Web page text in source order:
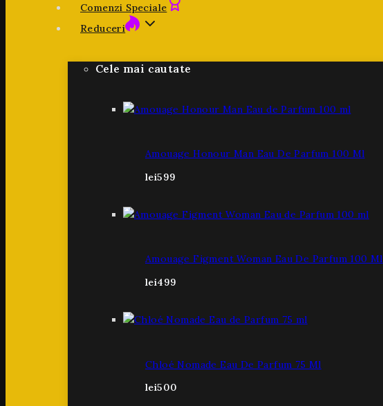
Comenzi Speciale
Reduceri
Cele mai cautate
Amouage Honour Man Eau De Parfum 100 Ml
lei599
Amouage Figment Woman Eau De Parfum 100 Ml
lei499
Chloé Nomade Eau De Parfum 75 Ml
lei500